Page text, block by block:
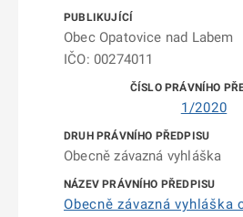
Obec Opatovice nad Labem
IČO: 00274011
1/2020
Obecně závazná vyhláška
Obecně závazná vyhláška